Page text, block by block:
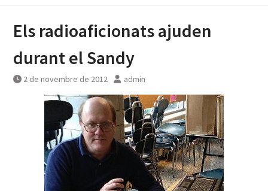
Els radioaficionats ajuden
durant el Sandy
2 de novembre de 2012 admin